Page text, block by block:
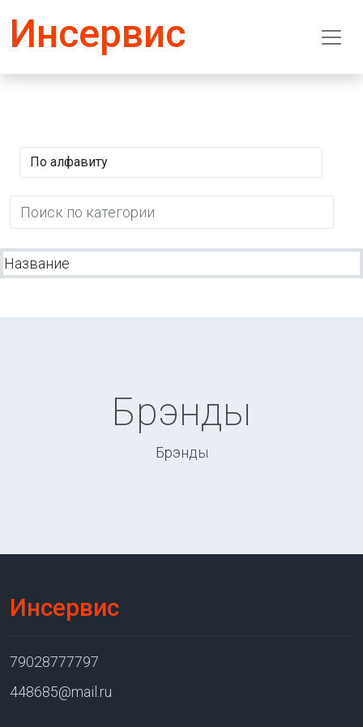
Инсервис
Название
Брэнды
Брэнды
Инсервис
79028777797
448685@mail.ru